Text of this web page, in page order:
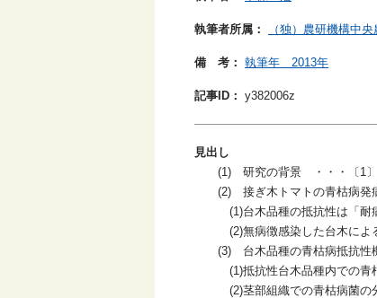
執筆者所属： （独）農研機構中
備 考： 執筆年 2013年
記事ID： y382006z
見出し
(1) 研究の背景 ・・・〔1〕
(2) 接ぎ木トマトの青枯病発
(1)台木品種の抵抗性は「耐病
(2)無病徴感染した台木によ
(3) 台木品種の青枯病抵抗性
(1)抵抗性台木品種内での青枯
(2)茎部組織での青枯病菌の